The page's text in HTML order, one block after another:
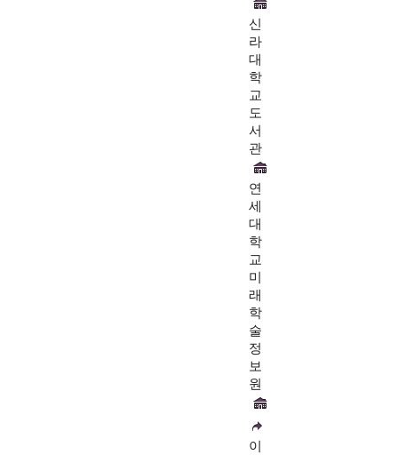
신
라
대
학
교
도
서
관
연
세
대
학
교
미
래
학
술
정
보
원
이